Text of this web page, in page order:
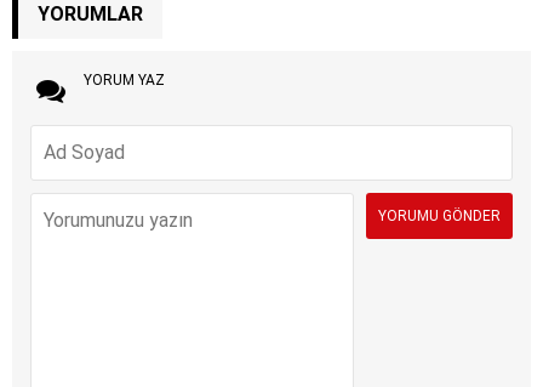
YORUMLAR
YORUM YAZ